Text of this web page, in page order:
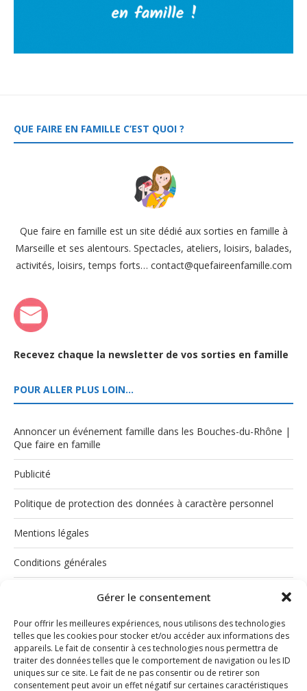
Gérer le consentement
Pour offrir les meilleures expériences, nous utilisons des technologies
telles que les cookies pour stocker et/ou accéder aux informations des
appareils. Le fait de consentir à ces technologies nous permettra de
traiter des données telles que le comportement de navigation ou les ID
uniques sur ce site. Le fait de ne pas consentir ou de retirer son
consentement peut avoir un effet négatif sur certaines caractéristiques
QUE FAIRE EN FAMILLE C’EST QUOI ?
Que faire en famille est un site dédié aux sorties en famille à
Marseille et ses alentours. Spectacles, ateliers, loisirs, balades,
activités, loisirs, temps forts… contact@quefaireenfamille.com
Recevez chaque la newsletter de vos sorties en famille
POUR ALLER PLUS LOIN…
Annoncer un événement famille dans les Bouches-du-Rhône |
Que faire en famille
Publicité
Politique de protection des données à caractère personnel
Mentions légales
Conditions générales
Politique de cookies (UE)